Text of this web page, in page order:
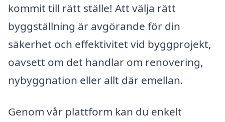
kommit till rätt ställe! Att välja rätt
byggställning är avgörande för din
säkerhet och effektivitet vid byggprojekt,
oavsett om det handlar om renovering,
nybyggnation eller allt där emellan.
Genom vår plattform kan du enkelt